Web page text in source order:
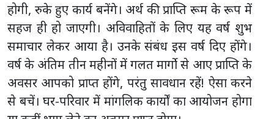
होगी, रुके हुए कार्य बनेंगे। अर्थ की प्राप्ति रूम के रूप में
सहज ही हो जाएगी। अविवाहितों के लिए यह वर्ष शुभ
समाचार लेकर आया है। उनके संबंध इस वर्ष दिए होंगे।
वर्ष के अंतिम तीन महीनों में गलत मार्गो से आए प्राप्ति के
अवसर आपको प्राप्त होंगे, परंतु सावधान रहें! ऐसा करने
से बचें। घर-परिवार में मांगलिक कार्यों का आयोजन होगा